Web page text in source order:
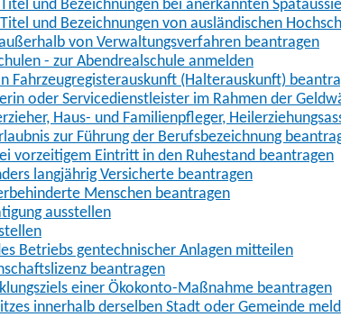
und Bezeichnungen bei anerkannten
und Bezeichnungen von ausländischen
von Verwaltungsverfahren beantragen
- zur Abendrealschule anmelden
Fahrzeugregisterauskunft (Halterauskunft)
oder Servicedienstleister im Rahmen der
Haus- und Familienpfleger,
zur Führung der Berufsbezeichnung
vorzeitigem Eintritt in den Ruhestand beantragen
langjährig Versicherte beantragen
Menschen beantragen
ausstellen
Betriebs gentechnischer Anlagen mitteilen
beantragen
einer Ökokonto-Maßnahme beantragen
innerhalb derselben Stadt oder Gemeinde